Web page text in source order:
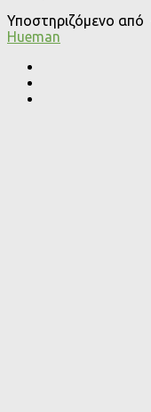
Υποστηριζόμενο από
Ηueman